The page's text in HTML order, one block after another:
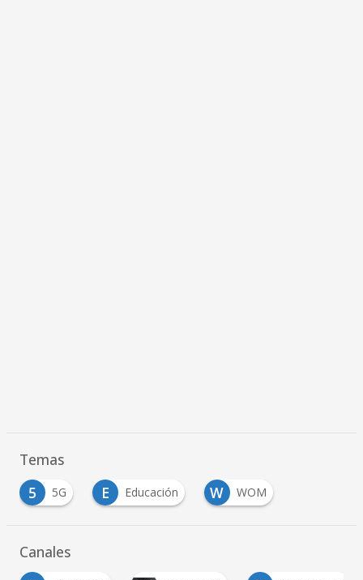
Temas
5
5G E Educación W WOM
Canales